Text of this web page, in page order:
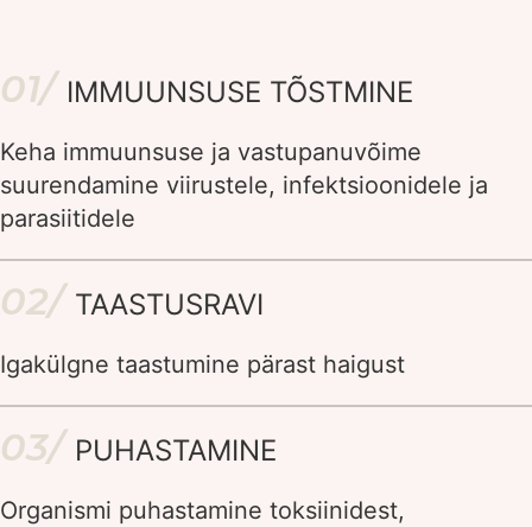
01/ IMMUUNSUSE TÕSTMINE
Keha immuunsuse ja vastupanuvõime
suurendamine viirustele, infektsioonidele ja
parasiitidele
02/ TAASTUSRAVI
Igakülgne taastumine pärast haigust
03/ PUHASTAMINE
Organismi puhastamine toksiinidest,